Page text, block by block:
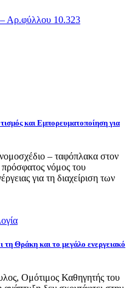
Αρ.φύλλου 10.323
και Εμπορευματοποίηση για
– ταφόπλακα στον
νόμος του
για τη διαχείριση των
τη Θράκη και το μεγάλο ενεργειακό
Ομότιμος Καθηγητής του